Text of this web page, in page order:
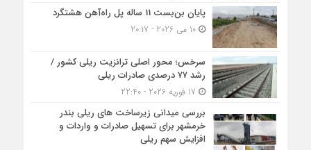
پایان بن‌بست 11 ساله پل راه‌آهن هشتگرد
10 می 2026 - 20:17
سرخس؛ محور اصلی ترانزیت ریلی کشور /
رشد ۷۷ درصدی صادرات ریلی
بررسی میدانی زیرساخت های ریلی بندر
خرمشهر برای تسهیل صادرات و واردات و
افزایش سهم ریلی